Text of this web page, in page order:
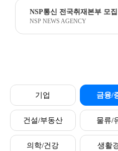
NSP통신 전국취재본부 모집
NSP NEWS AGENCY
기업 금융/
건설/부동산 물류/
의학/건강 생활